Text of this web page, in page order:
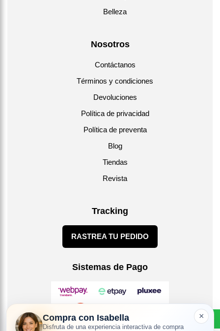
Belleza
Nosotros
Contáctanos
Términos y condiciones
Devoluciones
Política de privacidad
Política de preventa
Blog
Tiendas
Revista
Tracking
RASTREA TU PEDIDO
Sistemas de Pago